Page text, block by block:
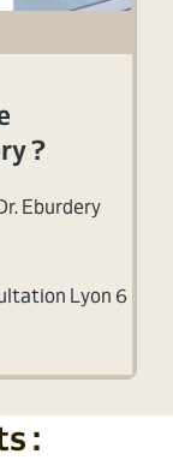
?
Eburdery
Lyon 6
: